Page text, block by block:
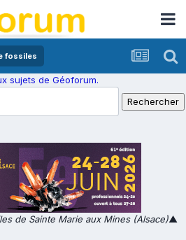
fossiles
sujets de Géoforum.
de Sainte Marie aux Mines (Alsace)▲